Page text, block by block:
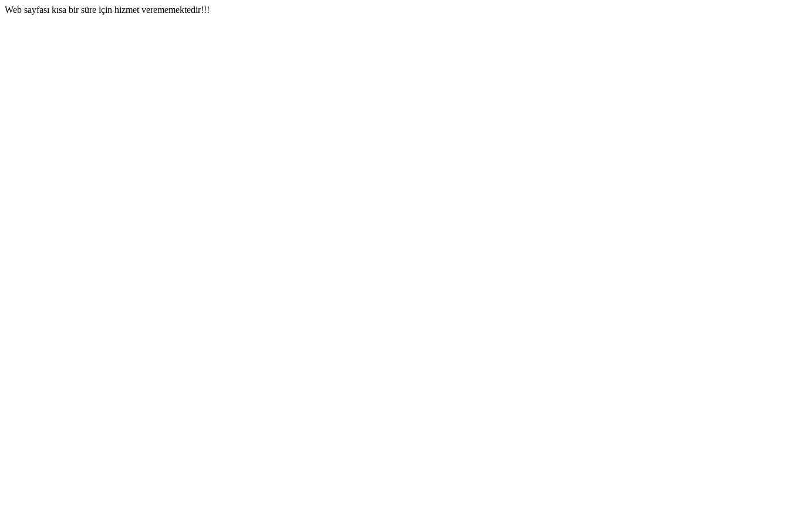
Web sayfası kısa bir süre için hizmet verememektedir!!!